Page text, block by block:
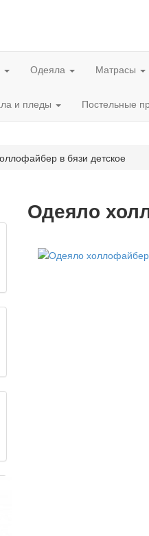
Одеяла Матрасы
и пледы Постельные
в бязи детское
Одеяло